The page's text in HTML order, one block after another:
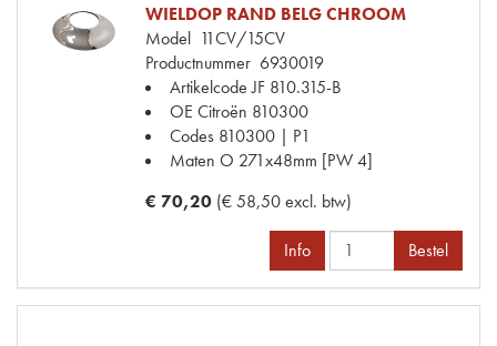
WIELDOP RAND BELG CHROOM
Model 11CV/15CV
Productnummer 6930019
Artikelcode JF 810.315-B
OE Citroën 810300
Codes 810300 | P1
Maten O 271x48mm [PW 4]
€ 70,20 (€ 58,50 excl. btw)
Info Bestel